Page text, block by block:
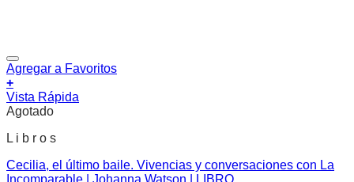
Agregar a Favoritos
+
Vista Rápida
Agotado
L i b r o s
Cecilia, el último baile. Vivencias y conversaciones con La
Incomparable | Johanna Watson | LIBRO